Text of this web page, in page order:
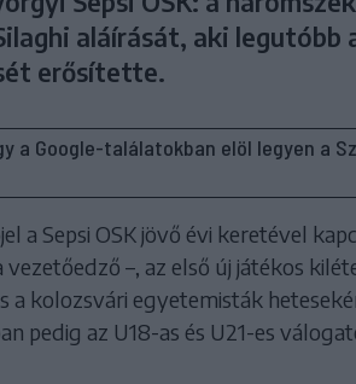
aláírását, aki legutóbb
erősítette.
a Google-találatokban elöl legyen a
a Sepsi OSK jövő évi keretével
–, az első új játékos
a kolozsvári egyetemisták
pedig az U18-as és U21-es